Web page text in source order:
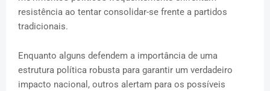
resistência ao tentar consolidar-se frente a partidos
tradicionais.
Enquanto alguns defendem a importância de uma
estrutura política robusta para garantir um verdadeiro
impacto nacional, outros alertam para os possíveis